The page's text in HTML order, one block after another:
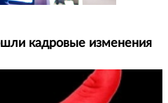
кадровые изменения